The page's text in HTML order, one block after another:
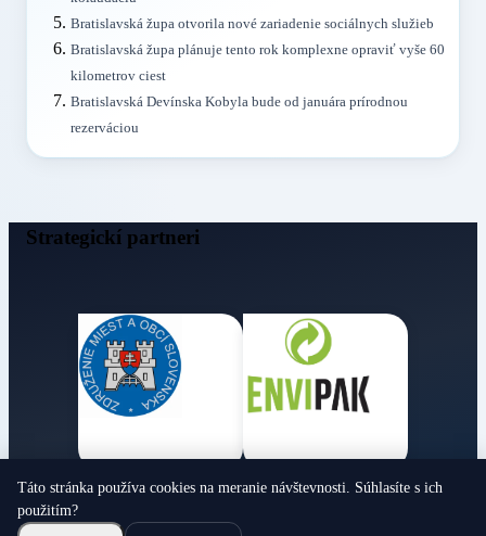
Bratislavská župa otvorila nové zariadenie sociálnych služieb
Bratislavská župa plánuje tento rok komplexne opraviť vyše 60
kilometrov ciest
Bratislavská Devínska Kobyla bude od januára prírodnou
rezerváciou
Strategickí partneri
Obecné noviny
Táto stránka používa cookies na meranie návštevnosti. Súhlasíte s ich
použitím?